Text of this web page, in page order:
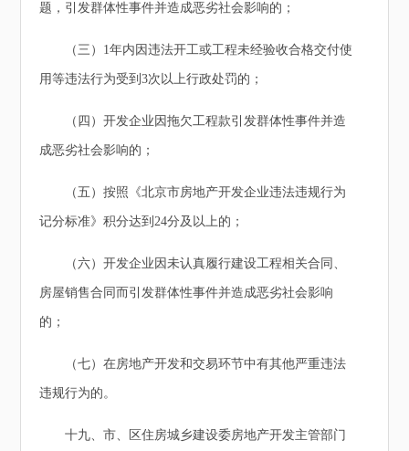
题，引发群体性事件并造成恶劣社会影响的；
（三）1年内因违法开工或工程未经验收合格交付使
用等违法行为受到3次以上行政处罚的；
（四）开发企业因拖欠工程款引发群体性事件并造
成恶劣社会影响的；
（五）按照《北京市房地产开发企业违法违规行为
记分标准》积分达到24分及以上的；
（六）开发企业因未认真履行建设工程相关合同、
房屋销售合同而引发群体性事件并造成恶劣社会影响
的；
（七）在房地产开发和交易环节中有其他严重违法
违规行为的。
十九、市、区住房城乡建设委房地产开发主管部门